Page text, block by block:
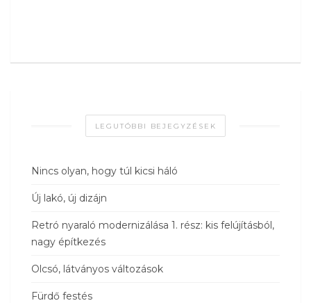
LEGUTÓBBI BEJEGYZÉSEK
Nincs olyan, hogy túl kicsi háló
Új lakó, új dizájn
Retró nyaraló modernizálása 1. rész: kis felújításból,
nagy építkezés
Olcsó, látványos változások
Fürdő festés